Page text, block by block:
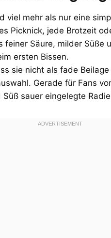
viel mehr als nur eine
Picknick, jede Brotzeit
feiner Säure, milder
ersten Bissen.
sie nicht als fade
Gerade für Fans
sauer eingelegte